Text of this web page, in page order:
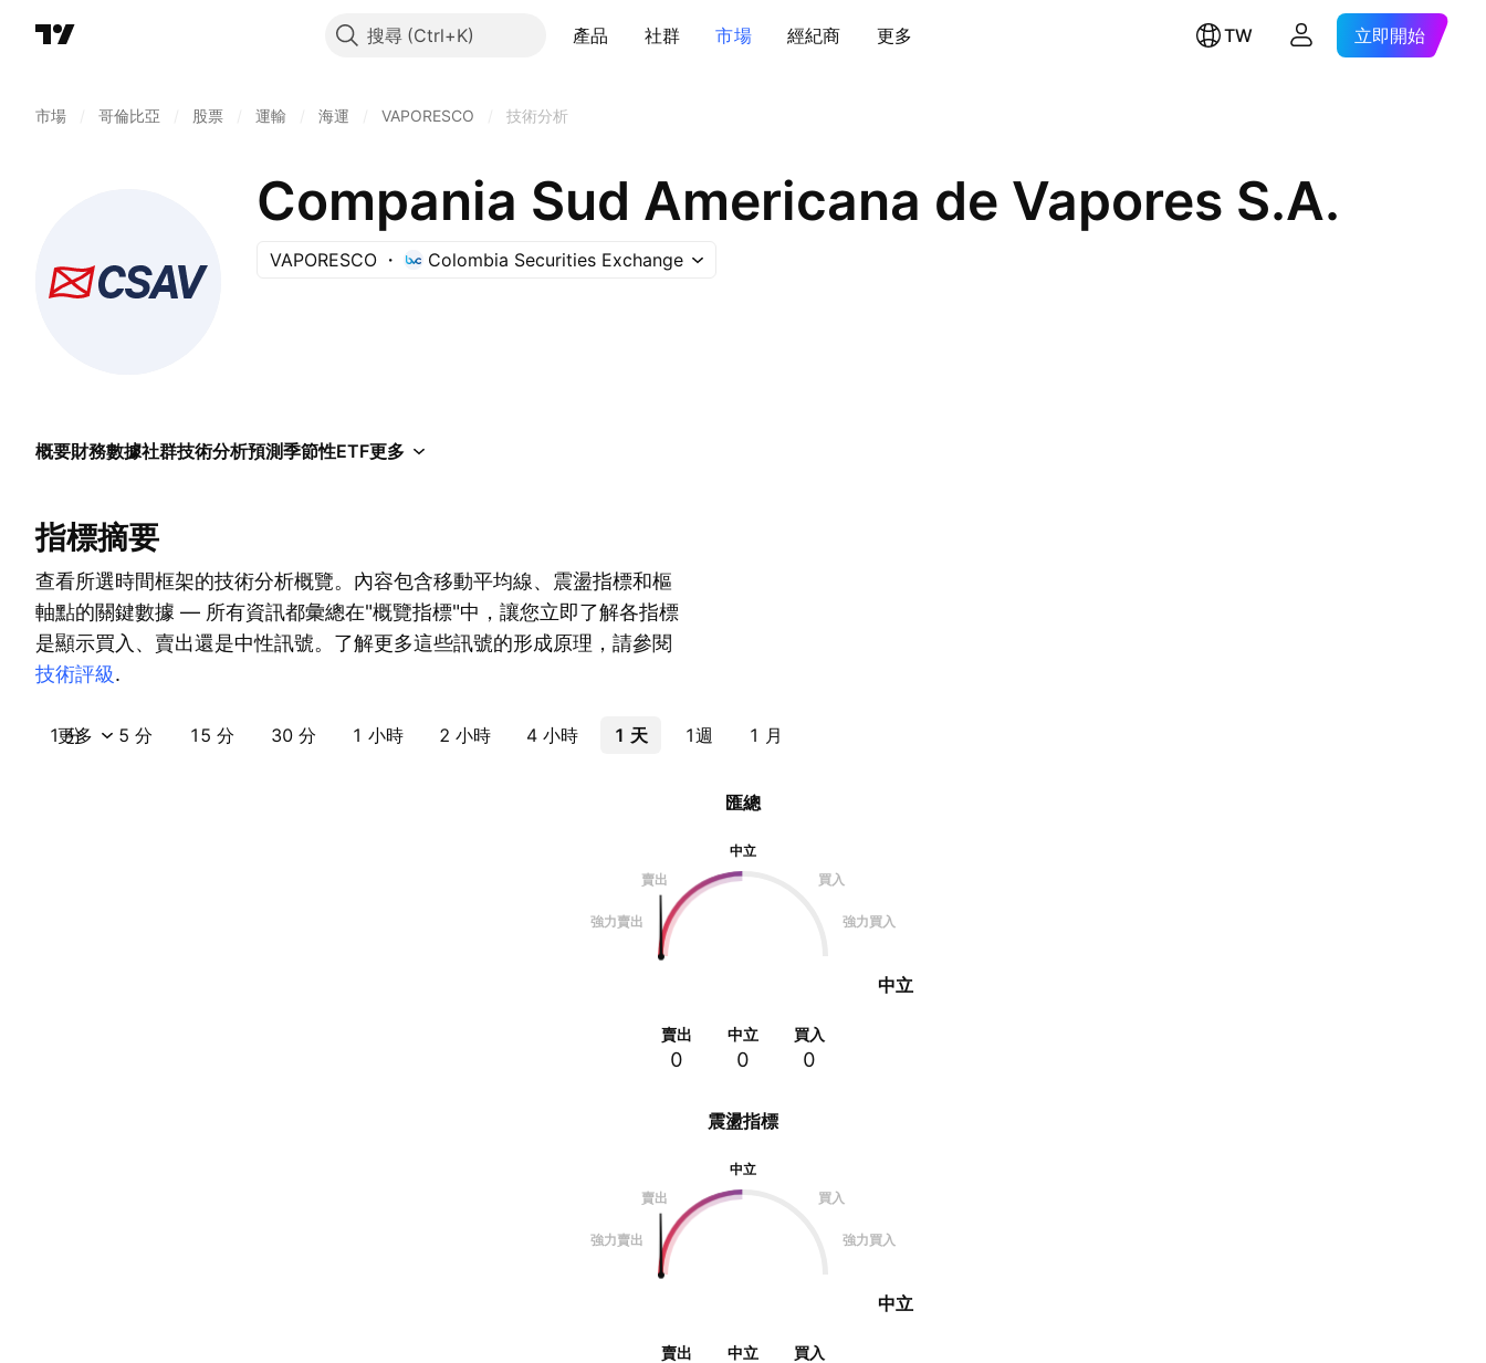
搜尋 產品 社群 市場 經紀商 更多 TW 立即開始
市場 哥倫比亞 股票 運輸 海運 VAPORESCO 技術分析
Compania Sud Americana de Vapores S.A.
VAPORESCO Colombia Securities Exchange
概要財務數據社群技術分析預測季節性ETF更多
指標摘要
查看所選時間框架的技術分析概覽。內容包含移動平均線、震盪指標和樞
軸點的關鍵數據 — 所有資訊都彙總在"概覽指標"中，讓您立即了解各指標
是顯示買入、賣出還是中性訊號。了解更多這些訊號的形成原理，請參閱
技術評級.
1 分 5 分 15 分 30 分 1 小時 2 小時 4 小時 1 天 1週 1 月
更多
震盪指標
中立
賣出
買入
強力賣出 強力買入
中立
賣出 中立 買入
匯總
中立
賣出
買入
強力賣出 強力買入
中立
賣出
0
中立
0
買入
0